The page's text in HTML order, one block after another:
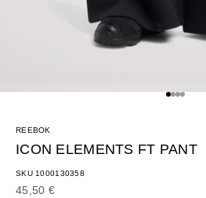
Ir al
Ir al
Ir al
Ir al
REEBOK
ICON ELEMENTS FT PANT
SKU 1000130358
Precio de oferta
45,50 €